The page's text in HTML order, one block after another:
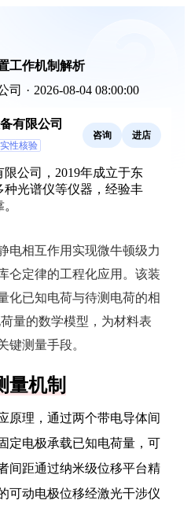
工作机制解析
司 · 2026-08-04 08:00:00
有限公司
性核验
咨询 进店
公司，2019年成立于东
光谱仪等仪器，经验丰
电相互作用实现微牛顿级力
仑定律的工程化应用。该装
化已知电荷与待测电荷的相
量的数学模型，为材料表
键测量手段。
量机制
原理，通过两个带电导体间
定电极承载已知电荷量，可
间距通过纳米级位移平台精
可动电极位移经激光干涉仪